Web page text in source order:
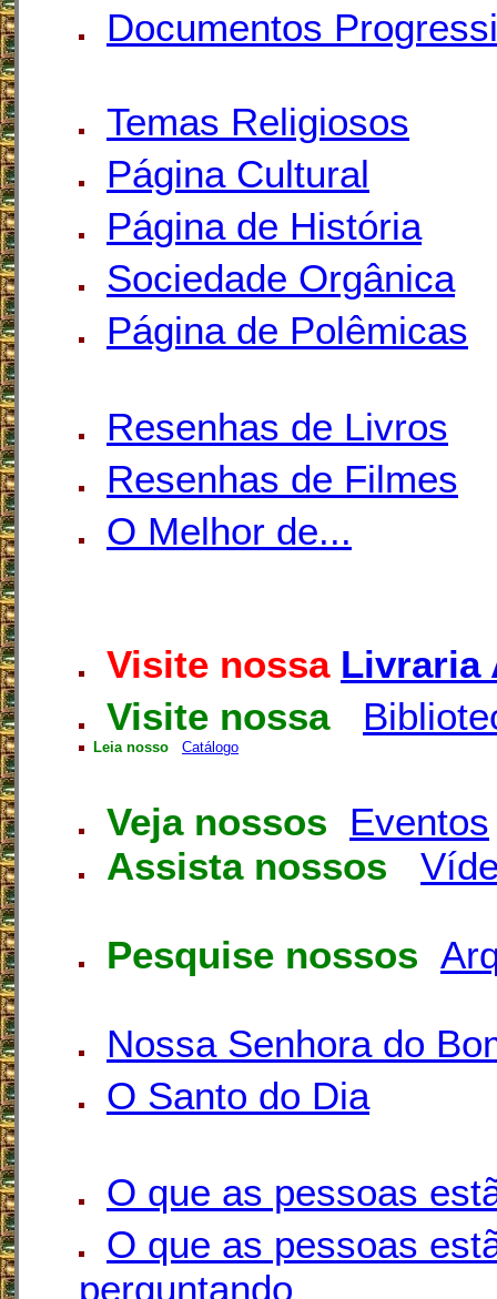
Documentos
Temas Religiosos
Página Cultural
Página de História
Sociedade Orgânica
Página de Polêmicas
Resenhas de Livros
Resenhas de Filmes
O Melhor de...
Visite nossa Livraria
Visite nossa
Leia nosso Catálogo
Veja nossos Eventos
Assista nossos
Pesquise nossos
Nossa Senhora do
O Santo do Dia
O que as pessoas
O que as pessoas
perguntando